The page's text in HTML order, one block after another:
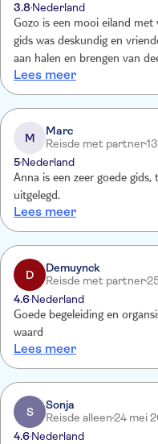
3.8 Nederland
Gozo is een mooi eiland met
gids was deskundig en
aan halen en brengen van
terminal. Ook ging de gids
archeologisch museum. Ze
deelnemers.
Lees meer
M
Marc
Reisde met partner
5Nederland
Anna is een zeer goede gids,
uitgelegd.
Lees meer
D
Demuynck
Reisde met partner
4.6Nederland
Goede begeleiding en
waard
Lees meer
S
Sonja
Reisde alleen24 mei
4.6Nederland